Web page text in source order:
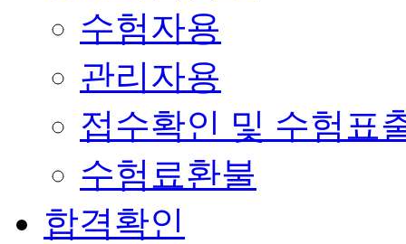
수험자용
관리자용
접수확인 및 수험표
수험료환불
합격확인